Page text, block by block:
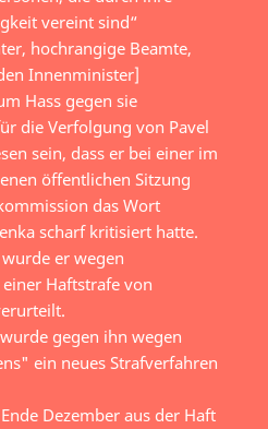
vereint sind“
hochrangige Beamte,
Innenminister]
Hass gegen sie
die Verfolgung von Pavel
sein, dass er bei einer im
öffentlichen Sitzung
das Wort
scharf kritisiert hatte.
er wegen
Haftstrafe von
gegen ihn wegen
ein neues Strafverfahren
Dezember aus der Haft